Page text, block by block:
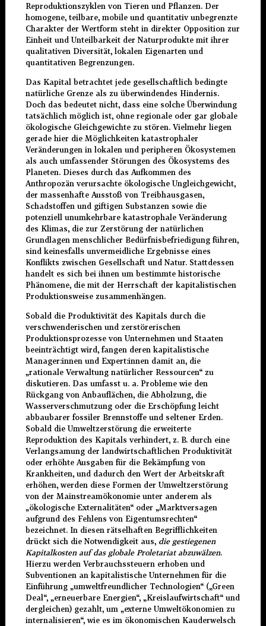
Reproduktionszyklen von Tieren und Pflanzen. Der
homogene, teilbare, mobile und quantitativ unbegrenzte
Charakter der Wertform steht in direkter Opposition zur
Einheit und Unteilbarkeit der Naturprodukte mit ihrer
qualitativen Diversität, lokalen Eigenarten und
quantitativen Begrenzungen.
Das Kapital betrachtet jede gesellschaftlich bedingte
natürliche Grenze als zu überwindendes Hindernis.
Doch das bedeutet nicht, dass eine solche Überwindung
tatsächlich möglich ist, ohne regionale oder gar globale
ökologische Gleichgewichte zu stören. Vielmehr liegen
gerade hier die Möglichkeiten katastrophaler
Veränderungen in lokalen und peripheren Ökosystemen
als auch umfassender Störungen des Ökosystems des
Planeten. Dieses durch das Aufkommen des
Anthropozän verursachte ökologische Ungleichgewicht,
der massenhafte Ausstoß von Treibhausgasen,
Schadstoffen und giftigen Substanzen sowie die
potenziell unumkehrbare katastrophale Veränderung
des Klimas, die zur Zerstörung der natürlichen
Grundlagen menschlicher Bedürfnisbefriedigung führen,
sind keinesfalls unvermeidliche Ergebnisse eines
Konflikts zwischen Gesellschaft und Natur. Stattdessen
handelt es sich bei ihnen um bestimmte historische
Phänomene, die mit der Herrschaft der kapitalistischen
Produktionsweise zusammenhängen.
Sobald die Produktivität des Kapitals durch die
verschwenderischen und zerstörerischen
Produktionsprozesse von Unternehmen und Staaten
beeinträchtigt wird, fangen deren kapitalistische
Manager:innen und Expert:innen damit an, die
„rationale Verwaltung natürlicher Ressourcen“ zu
diskutieren. Das umfasst u. a. Probleme wie den
Rückgang von Anbauflächen, die Abholzung, die
Wasserverschmutzung oder die Erschöpfung leicht
abbaubarer fossiler Brennstoffe und seltener Erden.
Sobald die Umweltzerstörung die erweiterte
Reproduktion des Kapitals verhindert, z. B. durch eine
Verlangsamung der landwirtschaftlichen Produktivität
oder erhöhte Ausgaben für die Bekämpfung von
Krankheiten, und dadurch den Wert der Arbeitskraft
erhöhen, werden diese Formen der Umweltzerstörung
von der Mainstreamökonomie unter anderem als
„ökologische Externalitäten“ oder „Marktversagen
aufgrund des Fehlens von Eigentumsrechten“
bezeichnet. In diesen rätselhaften Begrifflichkeiten
drückt sich die Notwendigkeit aus, die gestiegenen
Kapitalkosten auf das globale Proletariat abzuwälzen.
Hierzu werden Verbrauchssteuern erhoben und
Subventionen an kapitalistische Unternehmen für die
Einführung „umweltfreundlicher Technologien“ („Green
Deal“, „erneuerbare Energien“, „Kreislaufwirtschaft“ und
dergleichen) gezahlt, um „externe Umweltökonomien zu
internalisieren“, wie es im ökonomischen Kauderwelsch